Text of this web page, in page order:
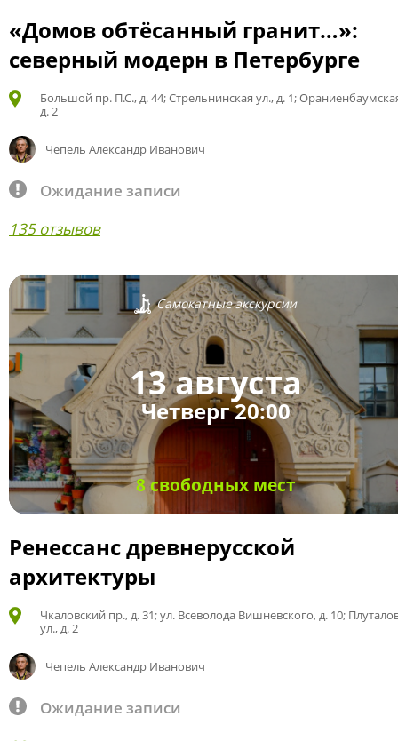
«Домов обтёсанный гранит…»:
северный модерн в Петербурге
Большой пр. П.С., д. 44; Стрельнинская ул., д. 1;
д. 2
Чепель Александр Иванович
Ожидание записи
135 отзывов
Самокатные экскурсии
13 августа
Четверг 20:00
8 свободных мест
Ренессанс древнерусской
архитектуры
Чкаловский пр., д. 31; ул. Всеволода Вишневского, д. 10;
ул., д. 2
Чепель Александр Иванович
Ожидание записи